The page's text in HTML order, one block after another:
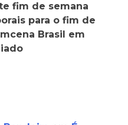
fim de semana
para o fim de
Brasil em